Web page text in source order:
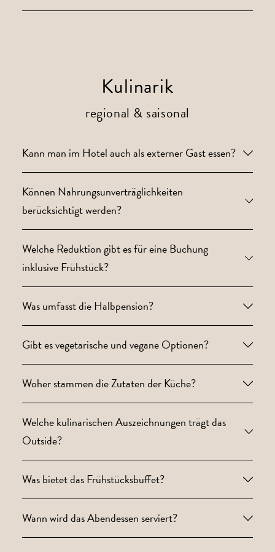
Kulinarik
regional & saisonal
Kann man im Hotel auch als externer Gast essen?
Können Nahrungsunverträglichkeiten
berücksichtigt werden?
Welche Reduktion gibt es für eine Buchung
inklusive Frühstück?
Was umfasst die Halbpension?
Gibt es vegetarische und vegane Optionen?
Woher stammen die Zutaten der Küche?
Welche kulinarischen Auszeichnungen trägt das
Outside?
Was bietet das Frühstücksbuffet?
Wann wird das Abendessen serviert?